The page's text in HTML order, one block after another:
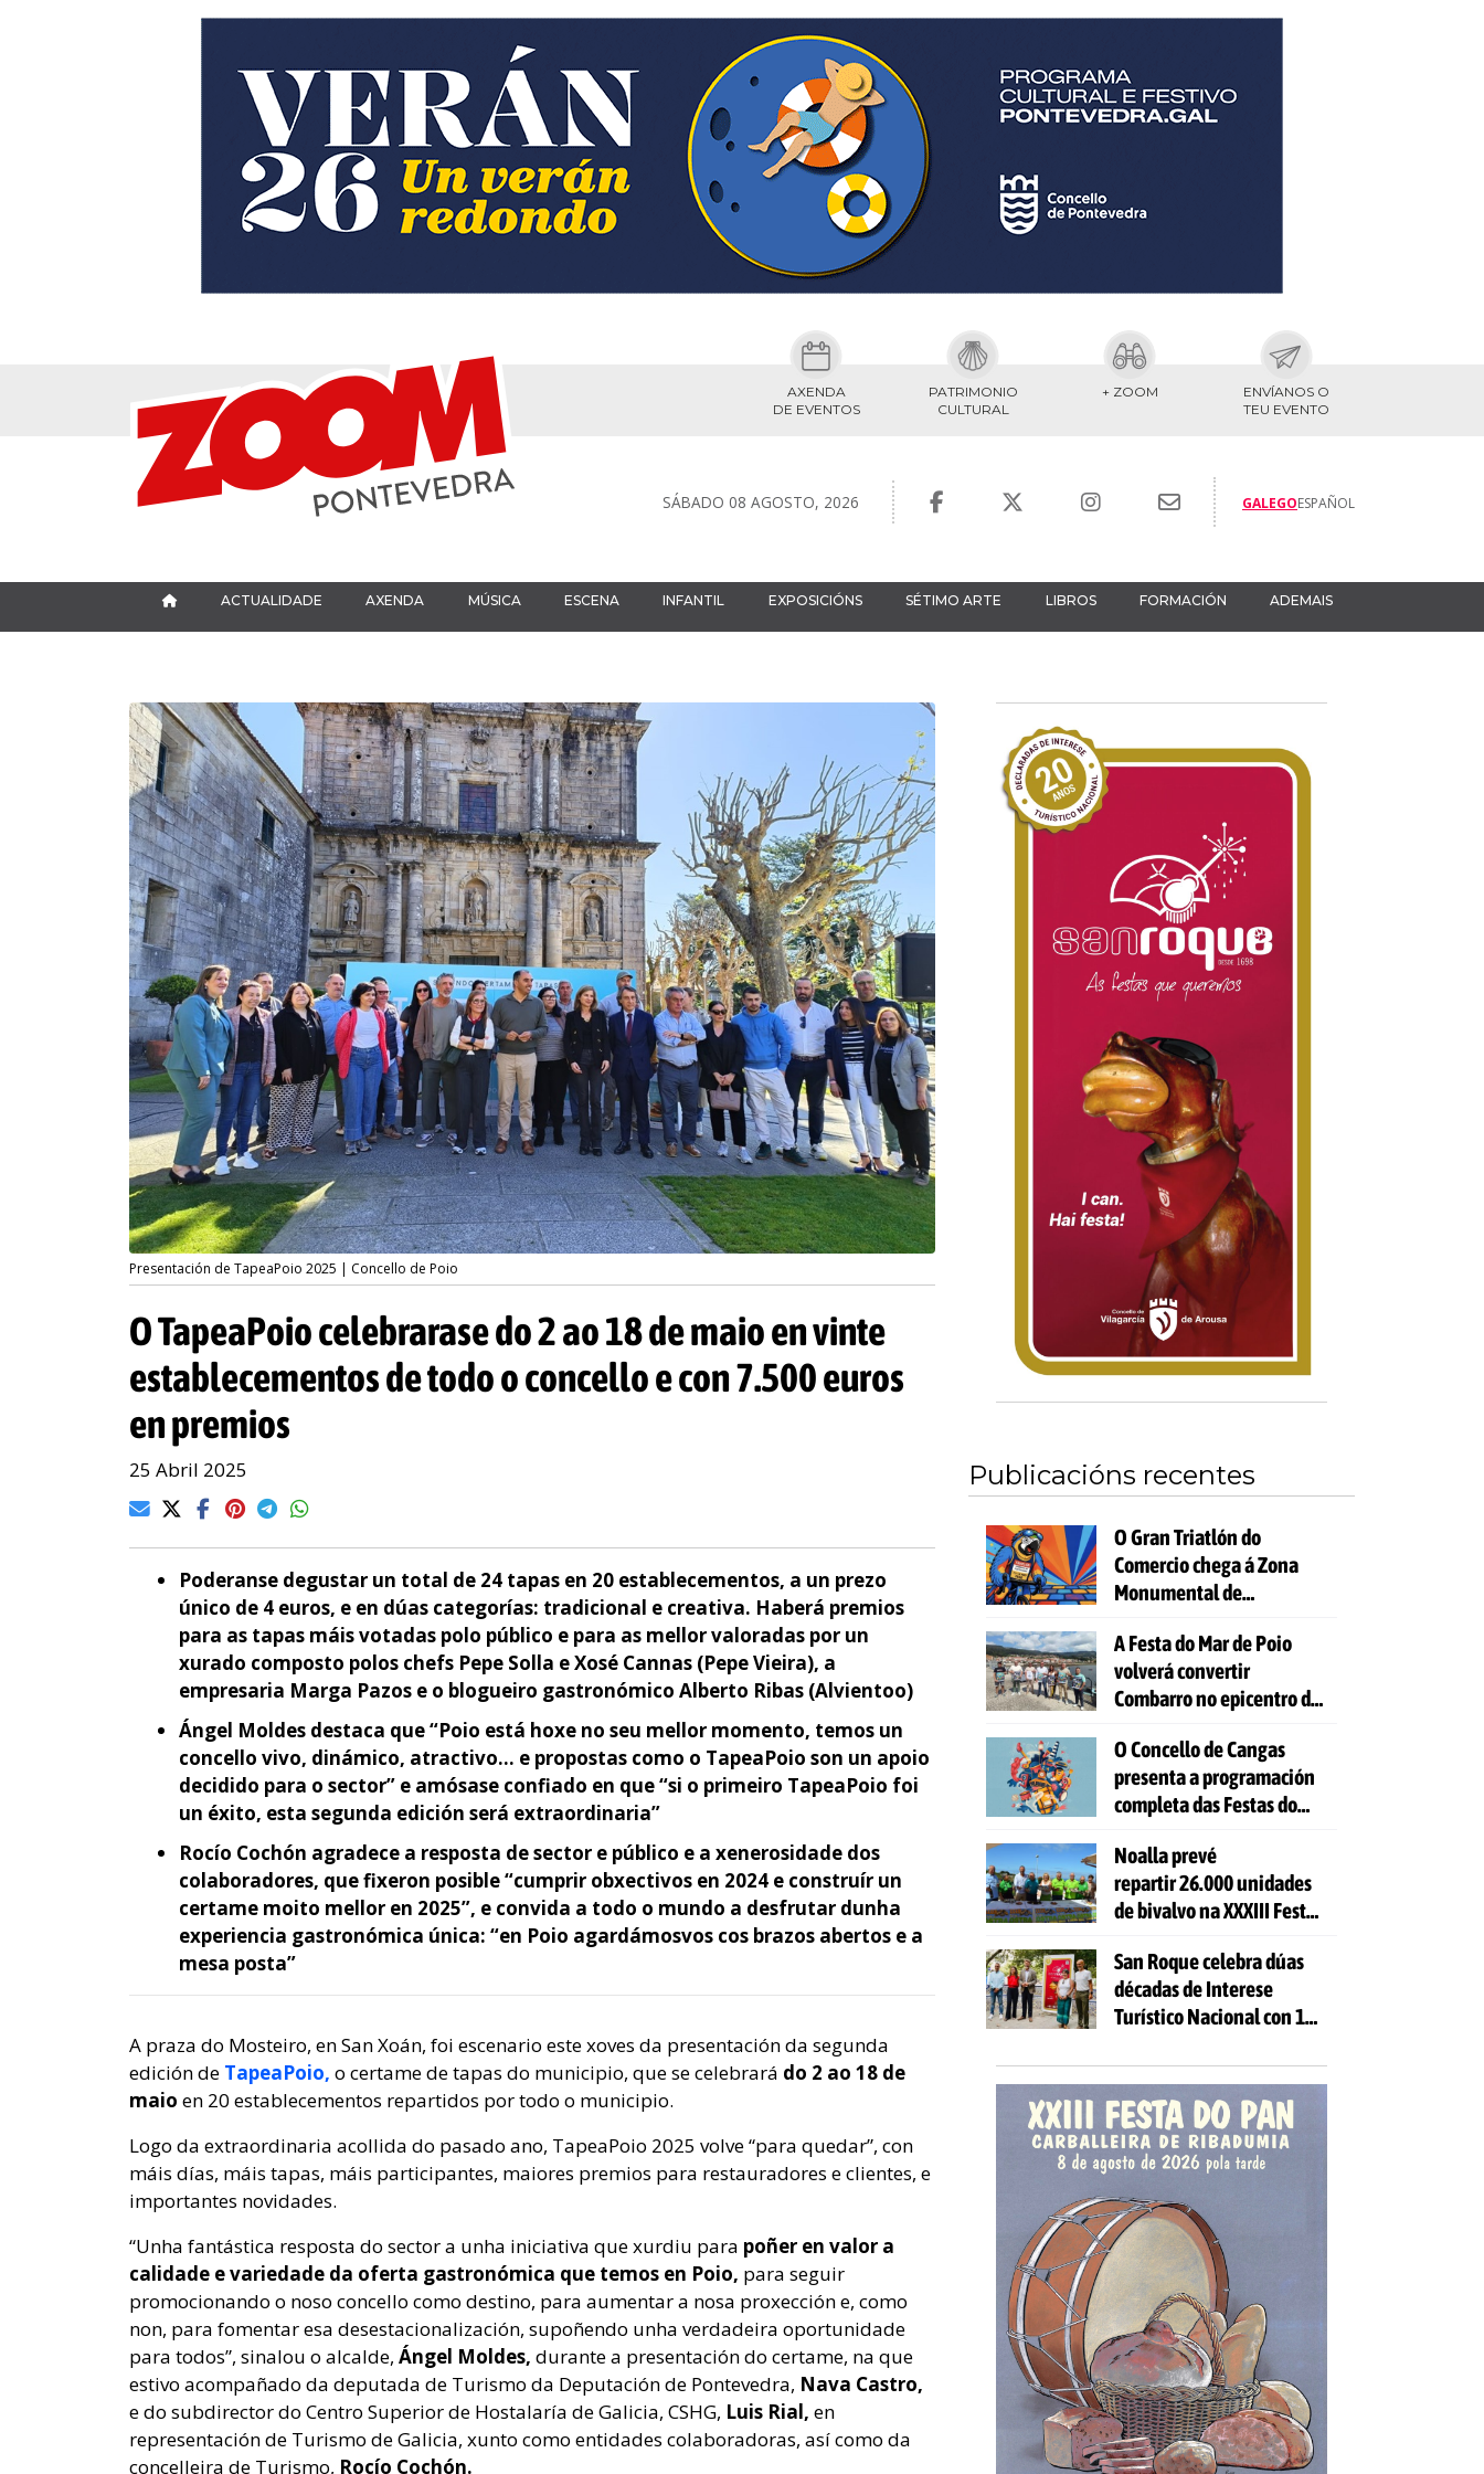
AXENDA
DE EVENTOS
PATRIMONIO
CULTURAL
+ ZOOM
ENVÍANOS O
TEU EVENTO
SÁBADO 08 AGOSTO, 2026 GALEGOESPAÑOL
ACTUALIDADE AXENDA MÚSICA ESCENA INFANTIL EXPOSICIÓNS SÉTIMO ARTE LIBROS FORMACIÓN ADEMAIS
Presentación de TapeaPoio 2025 | Concello de Poio
O TapeaPoio celebrarase do 2 ao 18 de maio en vinte
establecementos de todo o concello e con 7.500 euros
en premios
25 Abril 2025
Poderanse degustar un total de 24 tapas en 20 establecementos, a un prezo
único de 4 euros, e en dúas categorías: tradicional e creativa. Haberá premios
para as tapas máis votadas polo público e para as mellor valoradas por un
xurado composto polos chefs Pepe Solla e Xosé Cannas (Pepe Vieira), a
empresaria Marga Pazos e o blogueiro gastronómico Alberto Ribas (Alvientoo)
Ángel Moldes destaca que “Poio está hoxe no seu mellor momento, temos un
concello vivo, dinámico, atractivo… e propostas como o TapeaPoio son un apoio
decidido para o sector” e amósase confiado en que “si o primeiro TapeaPoio foi
un éxito, esta segunda edición será extraordinaria”
Rocío Cochón agradece a resposta de sector e público e a xenerosidade dos
colaboradores, que fixeron posible “cumprir obxectivos en 2024 e construír un
certame moito mellor en 2025”, e convida a todo o mundo a desfrutar dunha
experiencia gastronómica única: “en Poio agardámosvos cos brazos abertos e a
mesa posta”
A praza do Mosteiro, en San Xoán, foi escenario este xoves da presentación da segunda
edición de TapeaPoio, o certame de tapas do municipio, que se celebrará do 2 ao 18 de
maio en 20 establecementos repartidos por todo o municipio.
Logo da extraordinaria acollida do pasado ano, TapeaPoio 2025 volve “para quedar”, con
máis días, máis tapas, máis participantes, maiores premios para restauradores e clientes, e
importantes novidades.
“Unha fantástica resposta do sector a unha iniciativa que xurdiu para poñer en valor a
calidade e variedade da oferta gastronómica que temos en Poio, para seguir
promocionando o noso concello como destino, para aumentar a nosa proxección e, como
non, para fomentar esa desestacionalización, supoñendo unha verdadeira oportunidade
para todos”, sinalou o alcalde, Ángel Moldes, durante a presentación do certame, na que
estivo acompañado da deputada de Turismo da Deputación de Pontevedra, Nava Castro,
e do subdirector do Centro Superior de Hostalaría de Galicia, CSHG, Luis Rial, en
representación de Turismo de Galicia, xunto como entidades colaboradoras, así como da
concelleira de Turismo, Rocío Cochón.
Publicacións recentes
O Gran Triatlón do
Comercio chega á Zona
Monumental de
A Festa do Mar de Poio
volverá convertir
Combarro no epicentro da
O Concello de Cangas
presenta a programación
completa das Festas do
Noalla prevé
repartir 26.000 unidades
de bivalvo na XXXIII Festa
San Roque celebra dúas
décadas de Interese
Turístico Nacional con 10
actividades gratuítas